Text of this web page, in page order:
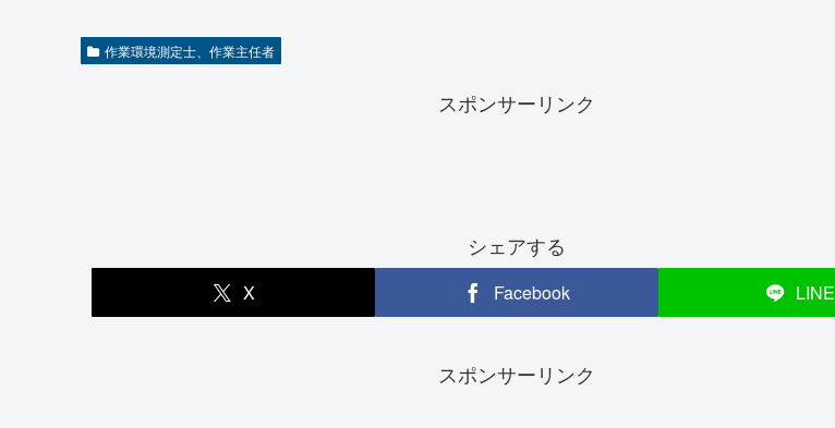
作業環境測定士、作業主任者
スポンサーリンク
シェアする
X Facebook LINE
スポンサーリンク